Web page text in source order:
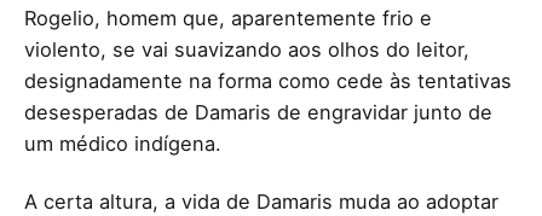
Rogelio, homem que, aparentemente frio e
violento, se vai suavizando aos olhos do leitor,
designadamente na forma como cede às tentativas
desesperadas de Damaris de engravidar junto de
um médico indígena.
A certa altura, a vida de Damaris muda ao adoptar